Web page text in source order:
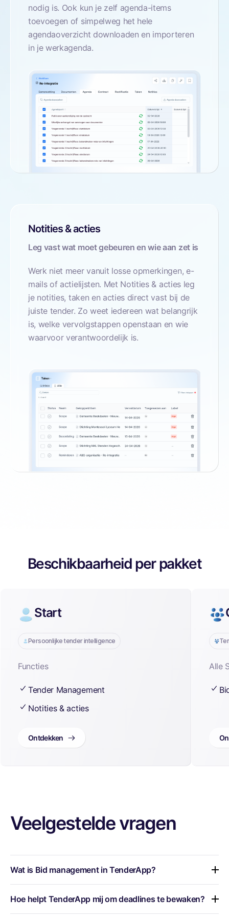
nodig is. Ook kun je zelf agenda-items
toevoegen of simpelweg het hele
agendaoverzicht downloaden en importeren
in je werkagenda.
Notities & acties
Leg vast wat moet gebeuren en wie aan zet is
Werk niet meer vanuit losse opmerkingen, e-
mails of actielijsten. Met Notities & acties leg
je notities, taken en acties direct vast bij de
juiste tender. Zo weet iedereen wat belangrijk
is, welke vervolgstappen openstaan en wie
waarvoor verantwoordelijk is.
Beschikbaarheid per pakket
Start
Persoonlijke tender intelligence
Functies
Tender Management
Notities & acties
Ontdekken
Alle
Veelgestelde vragen
Wat is Bid management in TenderApp?
lopende aanbestedingen centraal te beheren. Je
Hoe helpt TenderApp mij om deadlines te bewaken?